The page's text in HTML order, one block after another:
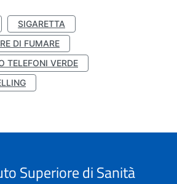
SIGARETTA
DI FUMARE
TELEFONI VERDE
Superiore di Sanità